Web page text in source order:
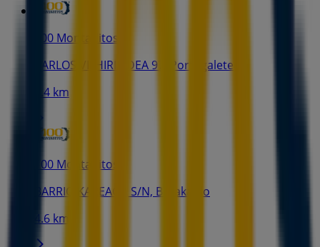
100 Montaditos
CARLOS VII HIRIBIDEA 97, Portugalete
3.4 km
100 Montaditos
BARRIO KAREAGA S/N, Barakaldo
4.6 km